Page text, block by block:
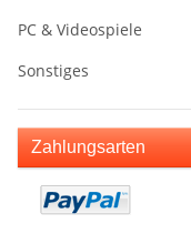
PC & Videospiele
Sonstiges
Zahlungsarten